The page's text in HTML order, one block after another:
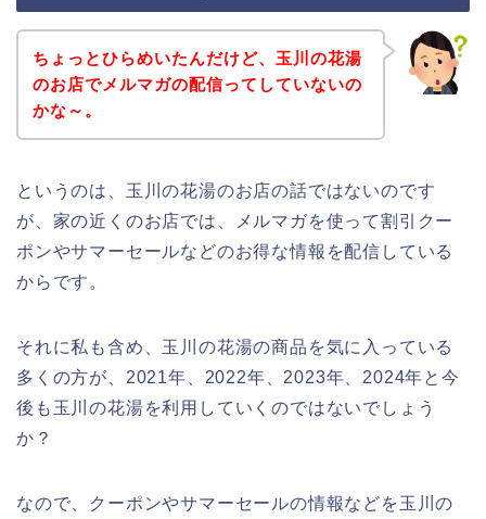
ちょっとひらめいたんだけど、玉川の花湯
のお店でメルマガの配信ってしていないの
かな～。
というのは、玉川の花湯のお店の話ではないのです
が、家の近くのお店では、メルマガを使って割引クー
ポンやサマーセールなどのお得な情報を配信している
からです。
それに私も含め、玉川の花湯の商品を気に入っている
多くの方が、2021年、2022年、2023年、2024年と今
後も玉川の花湯を利用していくのではないでしょう
か？
なので、クーポンやサマーセールの情報などを玉川の